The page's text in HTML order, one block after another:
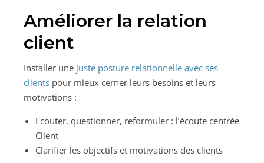
Améliorer la relation
client
Installer une juste posture relationnelle avec ses
clients pour mieux cerner leurs besoins et leurs
motivations :
Ecouter, questionner, reformuler : l’écoute centrée
Client
Clarifier les objectifs et motivations des clients